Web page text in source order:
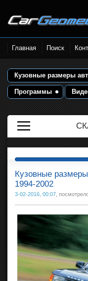
Размеры кузова
Контрольные точки и
размеры. Геометрия
Главная Поиск
Кузовные размеры
Программы
Кузовные
1994-2002
3-02-2016, 00:07 ,